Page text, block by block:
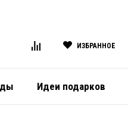
ИЗБРАННОЕ
Идеи подарков